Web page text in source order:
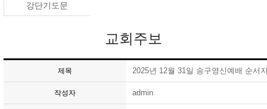
강단기도문
교회주보
제목 2025년 12월 31일 송구영신예배 순서
작성자 admin